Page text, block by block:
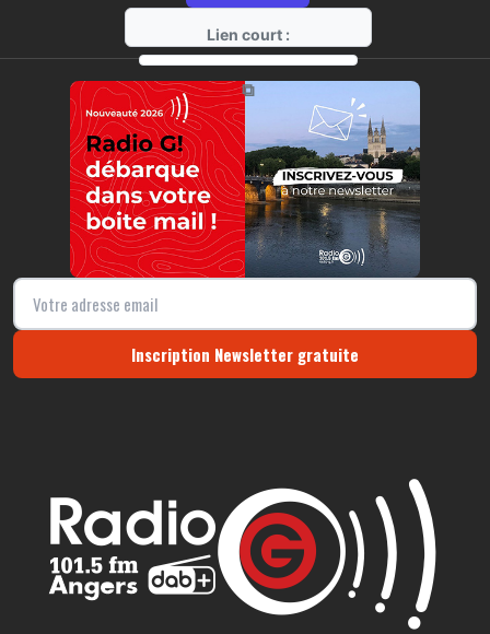
Lien court :
https://radio-g.fr?7680
⧉
Inscription Newsletter gratuite